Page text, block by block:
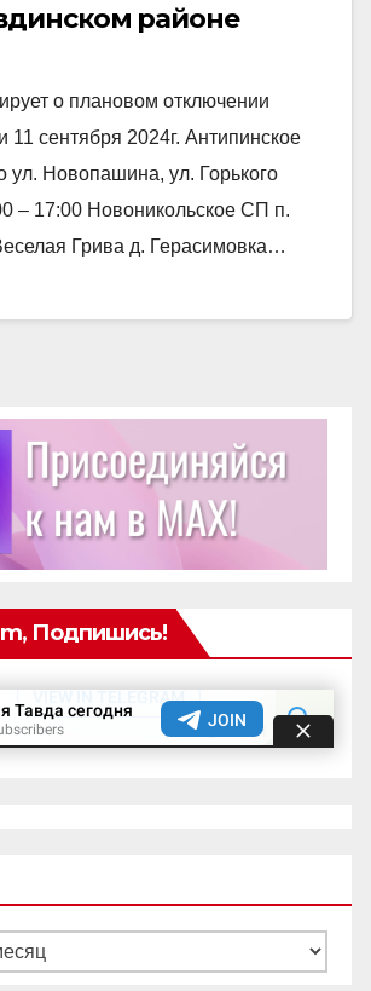
районе
о плановом отключении
11 сентября 2024г. Антипинское
ул. Новопашина, ул. Горького
– 17:00 Новоникольское СП п.
Грива д. Герасимовка…
Подпишись!